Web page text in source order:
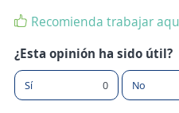
Recomienda trabajar
¿Esta opinión ha sido útil?
Sí 0 No